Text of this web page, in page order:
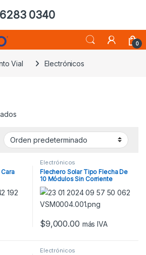
0340
0
Vial Electrónicos
Electrónicos
Flechero Solar Tipo Flecha De
10 Módulos Sin Corriente
Alterna
$9,000.00 más IVA
Electrónicos